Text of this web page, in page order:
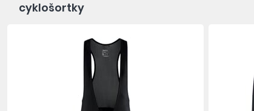
cyklošortky